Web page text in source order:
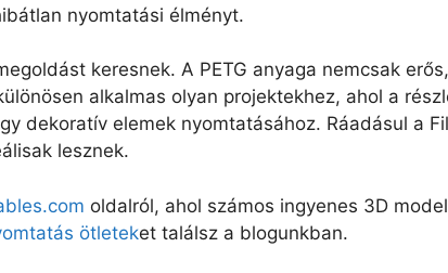
nyomtatási élményt.
keresnek. A PETG anyaga nemcsak
alkalmas olyan projektekhez, ahol a
dekoratív elemek nyomtatásához. Ráadásul a
lesznek.
oldalról, ahol számos ingyenes 3D
ötleteket találsz a blogunkban.